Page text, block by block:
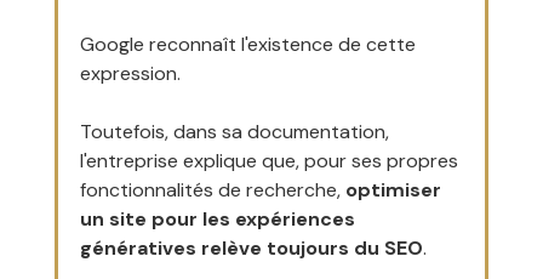
Google reconnaît l'existence de cette
expression.
Toutefois, dans sa documentation,
l'entreprise explique que, pour ses propres
fonctionnalités de recherche, optimiser
un site pour les expériences
génératives relève toujours du SEO.